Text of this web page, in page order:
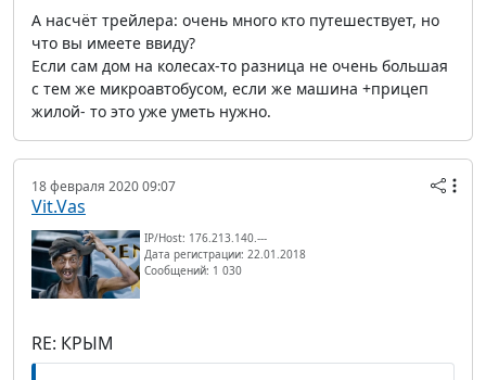
А насчёт трейлера: очень много кто путешествует, но
что вы имеете ввиду?
Если сам дом на колесах-то разница не очень большая
с тем же микроавтобусом, если же машина +прицеп
жилой- то это уже уметь нужно.
18 февраля 2020 09:07
Vit.Vas
IP/Host: 176.213.140.---
Дата регистрации: 22.01.2018
Сообщений: 1 030
RE: КРЫМ